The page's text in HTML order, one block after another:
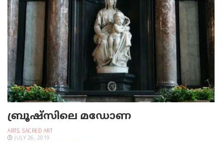
ബ്രൂഷ്‌സിലെ മഡോണ
ARTS, SACRED ART
JULY 26, 2019